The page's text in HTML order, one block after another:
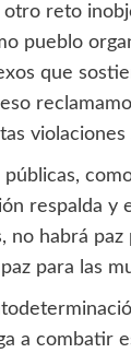
otro reto
pueblo
que
violaciones
respalda y
no habrá paz
para las
a combatir